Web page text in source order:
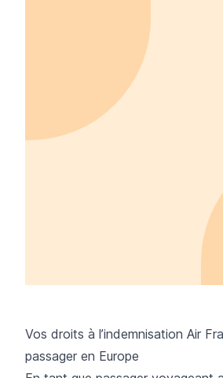
Vos droits à l’indemnisation Air
passager en Europe